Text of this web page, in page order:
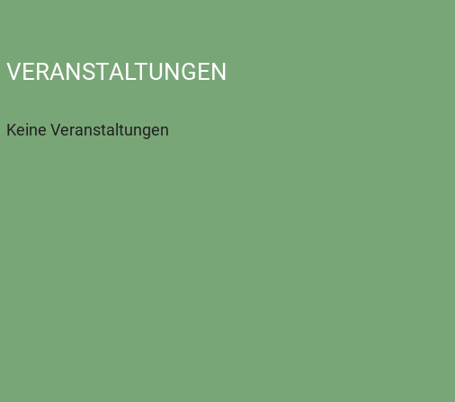
VERANSTALTUNGEN
Keine Veranstaltungen